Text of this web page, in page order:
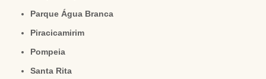
Parque Água Branca
Piracicamirim
Pompeia
Santa Rita